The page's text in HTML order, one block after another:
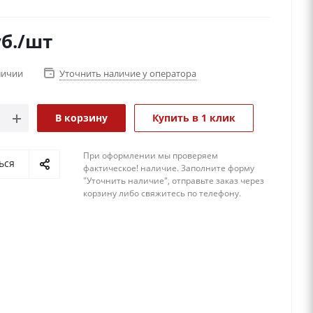
Города и архитектура
фотографий: 100
листов: Пластик, Картон
/шт
Уточнить наличие у оператора
В корзину Купить в 1 клик
При оформлении мы проверяем
фактическое! наличие. 3аполните форму
"Уточнить наличие", отправьте заказ через
корзину либо свяжитесь по телефону.